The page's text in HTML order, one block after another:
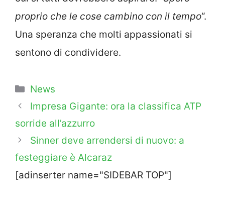
proprio che le cose cambino con il tempo“.
Una speranza che molti appassionati si
sentono di condividere.
Categorie
News
Impresa Gigante: ora la classifica ATP
sorride all’azzurro
Sinner deve arrendersi di nuovo: a
festeggiare è Alcaraz
[adinserter name="SIDEBAR TOP"]